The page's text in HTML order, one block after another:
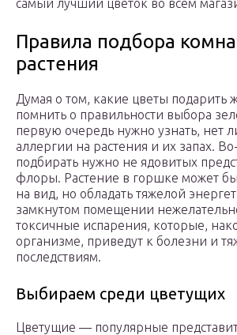
самый лучший цветок во всем
Правила подбора
растения
Думая о том, какие цветы
помнить о правильности выбора
первую очередь нужно узнать, нет
аллергии на растения и их запах.
подбирать нужно не ядовитых
флоры. Растение в горшке может
на вид, но обладать тяжелой
замкнутом помещении
токсичные испарения, которые,
организме, приведут к болезни и
последствиям.
Выбираем среди цветущих
Цветущие — популярные